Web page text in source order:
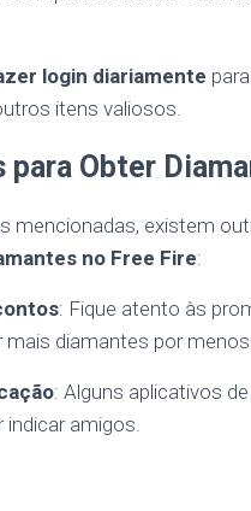
login diariamente
itens valiosos.
para Obter
mencionadas, existem
no Free Fire:
: Fique atento às
diamantes por menos
: Alguns aplicativos
amigos.